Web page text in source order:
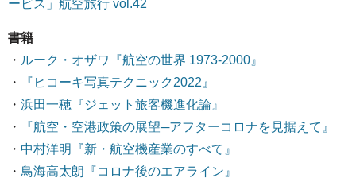
ービス」航空旅行 vol.42
書籍
・ ルーク・オザワ『航空の世界 1973-2000』
・
『ヒコーキ写真テクニック2022』
・ 浜田一穂『ジェット旅客機進化論』
・
『航空・空港政策の展望─アフターコロナを見据えて』
・ 中村洋明『新・航空機産業のすべて』
・ 鳥海高太朗『コロナ後のエアライン』